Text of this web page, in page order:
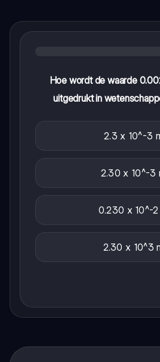
Hoe wordt de waarde
uitgedrukt in
2.3 x 10^-3
2.30 x 10^-3
0.230 x 10^-2
2.30 x 10^3